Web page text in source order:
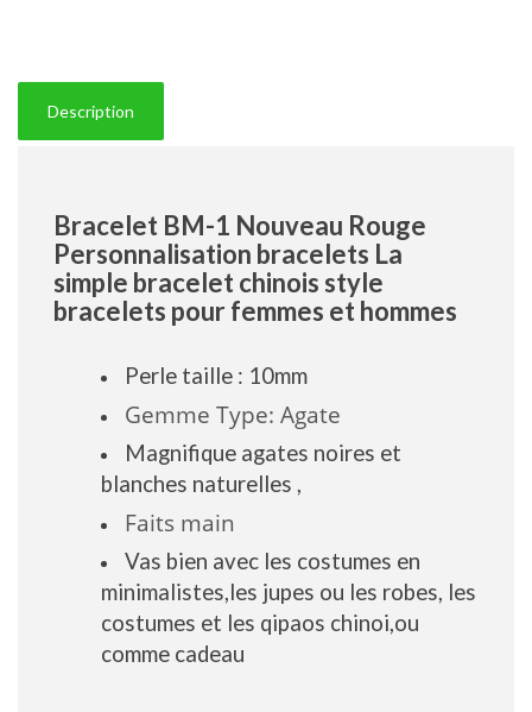
Description
Bracelet BM-1 Nouveau Rouge
Personnalisation bracelets La
simple bracelet chinois style
bracelets pour femmes et hommes
Perle taille : 10mm
Gemme Type: Agate
Magnifique agates noires et
blanches naturelles ,
Faits main
Vas bien avec les costumes en
minimalistes,les jupes ou les robes, les
costumes et les qipaos chinoi,ou
comme cadeau